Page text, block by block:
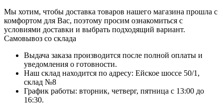
Мы хотим, чтобы доставка товаров нашего магазина прошла с
комфортом для Вас, поэтому просим ознакомиться с
условиями доставки и выбрать подходящий вариант.
Самовывоз со склада
Выдача заказа производится после полной оплаты и
уведомления о готовности.
Наш склад находится по адресу: Ейское шоссе 50/1,
склад №8
График работы: вторник, четверг, пятница с 13:00 до
16:30.